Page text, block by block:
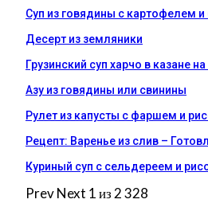
Суп из говядины с картофелем и
Десерт из земляники
Грузинский суп харчо в казане
Азу из говядины или свинины
Рулет из капусты с фаршем и
Рецепт: Варенье из слив –
Куриный суп с сельдереем и
PrevNext 1 из 2 328